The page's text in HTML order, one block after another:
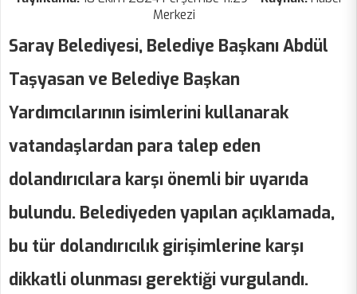
Merkezi
Saray Belediyesi, Belediye Başkanı Abdül
Taşyasan ve Belediye Başkan
Yardımcılarının isimlerini kullanarak
vatandaşlardan para talep eden
dolandırıcılara karşı önemli bir uyarıda
bulundu. Belediyeden yapılan açıklamada,
bu tür dolandırıcılık girişimlerine karşı
dikkatli olunması gerektiği vurgulandı.